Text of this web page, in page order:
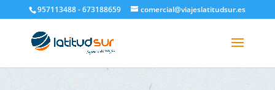
google-site-verification=H6A6AFFbXLQPnewL7da5KWjTFeKytP3gbsCfUlQl-
3k
957113488 - 673188659 comercial@viajeslatitudsur.es